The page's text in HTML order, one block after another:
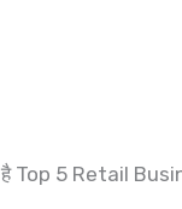
है Top 5 Retail